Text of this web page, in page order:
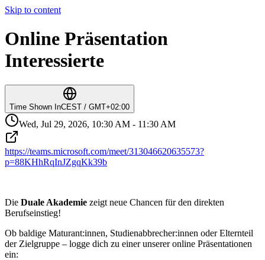
Skip to content
Online Präsentation
Interessierte
Time Shown InCEST / GMT+02:00
Wed, Jul 29, 2026, 10:30 AM - 11:30 AM
https://teams.microsoft.com/meet/313046620635573?
p=88KHhRqInJZgqKk39b
Die Duale Akademie zeigt neue Chancen für den direkten
Berufseinstieg!
Ob baldige Maturant:innen, Studienabbrecher:innen oder Elternteil
der Zielgruppe – logge dich zu einer unserer online Präsentationen
ein: